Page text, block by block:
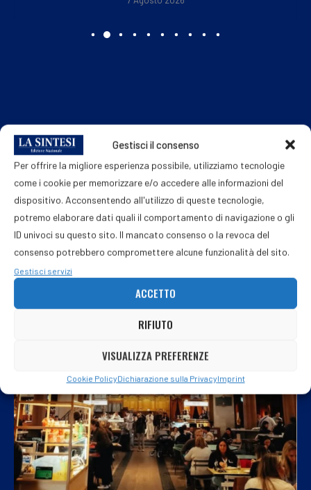
Gestisci il consenso
Per offrire la migliore esperienza possibile, utilizziamo tecnologie
come i cookie per memorizzare e/o accedere alle informazioni del
dispositivo. Acconsentendo all'utilizzo di queste tecnologie,
potremo elaborare dati quali il comportamento di navigazione o gli
ID univoci su questo sito. Il mancato consenso o la revoca del
consenso potrebbero compromettere alcune funzionalità del sito.
Gestisci servizi
ACCETTO
RIFIUTO
VISUALIZZA PREFERENZE
Cookie PolicyDichiarazione sulla PrivacyImprint